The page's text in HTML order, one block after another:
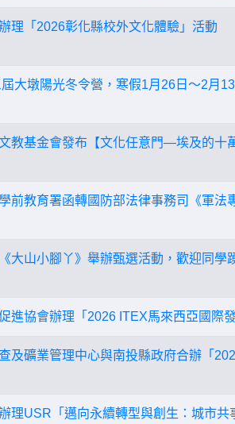
理「2026彰化縣校外文化體驗」活動
大墩陽光冬令營，寒假1月26日～2月13
教基金會發布【文化任意門—埃及的十
前教育署函轉國防部法律事務司《軍法
大山小腳丫》舉辦甄選活動，歡迎同學
進協會辦理「2026 ITEX馬來西亞國際發
及礦業管理中心與南投縣政府合辦「
理USR「邁向永續轉型與創生：城市共